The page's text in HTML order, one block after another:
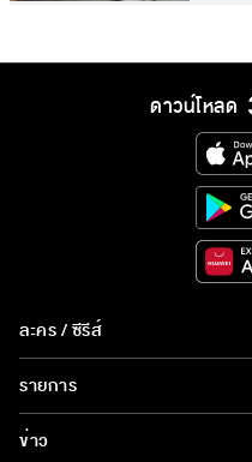
ดาวน์โหลด
ละคร / ซีรีส์
ละคร/ซีรีส์
ซีรีส์นานาชาติ
รายการ
รายการทั้งหมด
ข่าว